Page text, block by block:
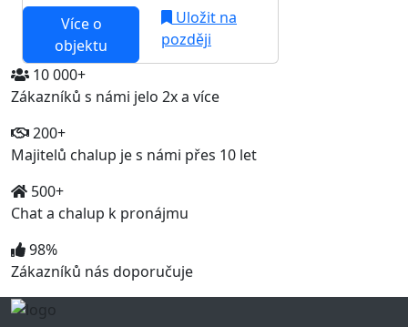
Více o
objektu
Uložit na
později
10 000+
Zákazníků s námi jelo 2x a více
200+
Majitelů chalup je s námi přes 10 let
500+
Chat a chalup k pronájmu
98%
Zákazníků nás doporučuje